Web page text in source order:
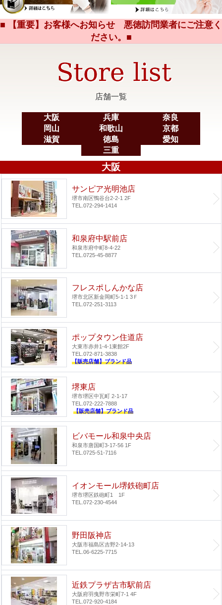
■ 【重要】お客様へお知らせ 悪徳訪問業者にご注意く
ださい。■
店舗一覧
大阪 兵庫
奈良
岡山
和歌山
京都
滋賀
徳島
愛知
三重
大阪
サンピア光明池店
堺市南区鴨谷台2-2-1 2F
TEL.072-294-1414
和泉府中駅前店
和泉市府中町8-4-22
TEL.0725-45-8877
フレスポしんかな店
堺市北区新金岡町5-1-1 3Ｆ
TEL.072-251-3113
ポップタウン住道店
大東市赤井1-4-1東館2F
TEL.072-871-3838
【販売店舗】ブランド品
堺東店
堺市堺区中瓦町 2-1-17
TEL.072-222-7888
【販売店舗】ブランド品
ビバモール和泉中央店
和泉市唐国町3-17-56 1F
TEL.0725-51-7116
イオンモール堺鉄砲町店
堺市堺区鉄砲町1 1F
TEL.072-230-4544
野田阪神店
大阪市福島区吉野2-14-13
TEL.06-6225-7715
近鉄プラザ古市駅前店
大阪府羽曳野市栄町7-1 4F
TEL.072-920-4184